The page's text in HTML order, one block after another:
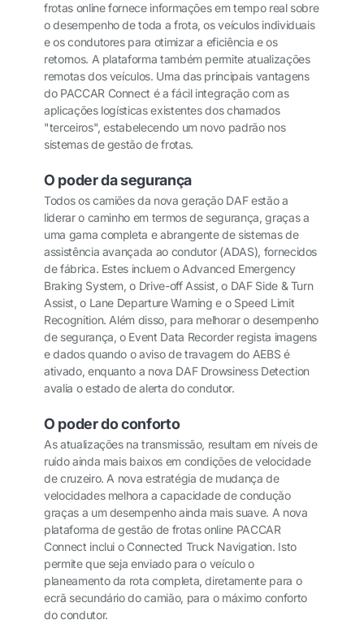
frotas online fornece informações em tempo real sobre
o desempenho de toda a frota, os veículos individuais
e os condutores para otimizar a eficiência e os
retornos. A plataforma também permite atualizações
remotas dos veículos. Uma das principais vantagens
do PACCAR Connect é a fácil integração com as
aplicações logísticas existentes dos chamados
"terceiros", estabelecendo um novo padrão nos
sistemas de gestão de frotas.
O poder da segurança
Todos os camiões da nova geração DAF estão a
liderar o caminho em termos de segurança, graças a
uma gama completa e abrangente de sistemas de
assistência avançada ao condutor (ADAS), fornecidos
de fábrica. Estes incluem o Advanced Emergency
Braking System, o Drive-off Assist, o DAF Side & Turn
Assist, o Lane Departure Warning e o Speed Limit
Recognition. Além disso, para melhorar o desempenho
de segurança, o Event Data Recorder regista imagens
e dados quando o aviso de travagem do AEBS é
ativado, enquanto a nova DAF Drowsiness Detection
avalia o estado de alerta do condutor.
O poder do conforto
As atualizações na transmissão, resultam em níveis de
ruído ainda mais baixos em condições de velocidade
de cruzeiro. A nova estratégia de mudança de
velocidades melhora a capacidade de condução
graças a um desempenho ainda mais suave. A nova
plataforma de gestão de frotas online PACCAR
Connect inclui o Connected Truck Navigation. Isto
permite que seja enviado para o veículo o
planeamento da rota completa, diretamente para o
ecrã secundário do camião, para o máximo conforto
do condutor.